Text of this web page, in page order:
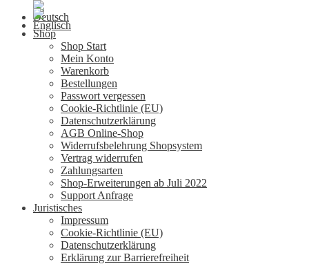
Shop
Shop Start
Mein Konto
Warenkorb
Bestellungen
Passwort vergessen
Cookie-Richtlinie (EU)
Datenschutzerklärung
AGB Online-Shop
Widerrufsbelehrung Shopsystem
Vertrag widerrufen
Zahlungsarten
Shop-Erweiterungen ab Juli 2022
Support Anfrage
Juristisches
Impressum
Cookie-Richtlinie (EU)
Datenschutzerklärung
Erklärung zur Barrierefreiheit